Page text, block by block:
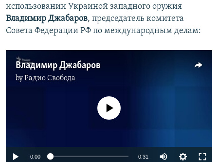
использовании Украиной западного оружия
Владимир Джабаров, председатель комитета
Совета Федерации РФ по международным делам:
Владимир Джабаров
byРадио Свобода
No media source currently available
0:00 0:31